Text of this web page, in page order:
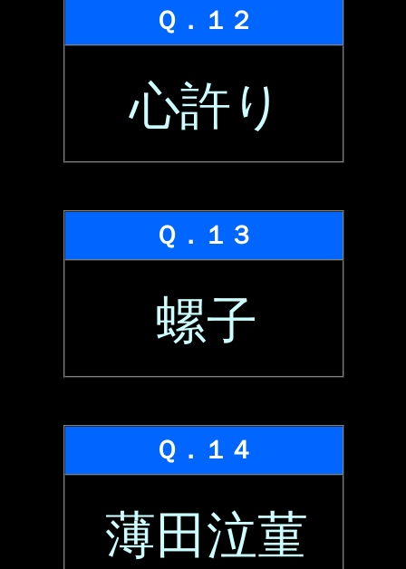
Ｑ．１２
心許り
Ｑ．１３
螺子
Ｑ．１４
薄田泣菫